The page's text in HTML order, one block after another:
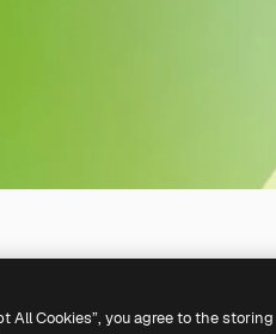
All Cookies”, you agree to the